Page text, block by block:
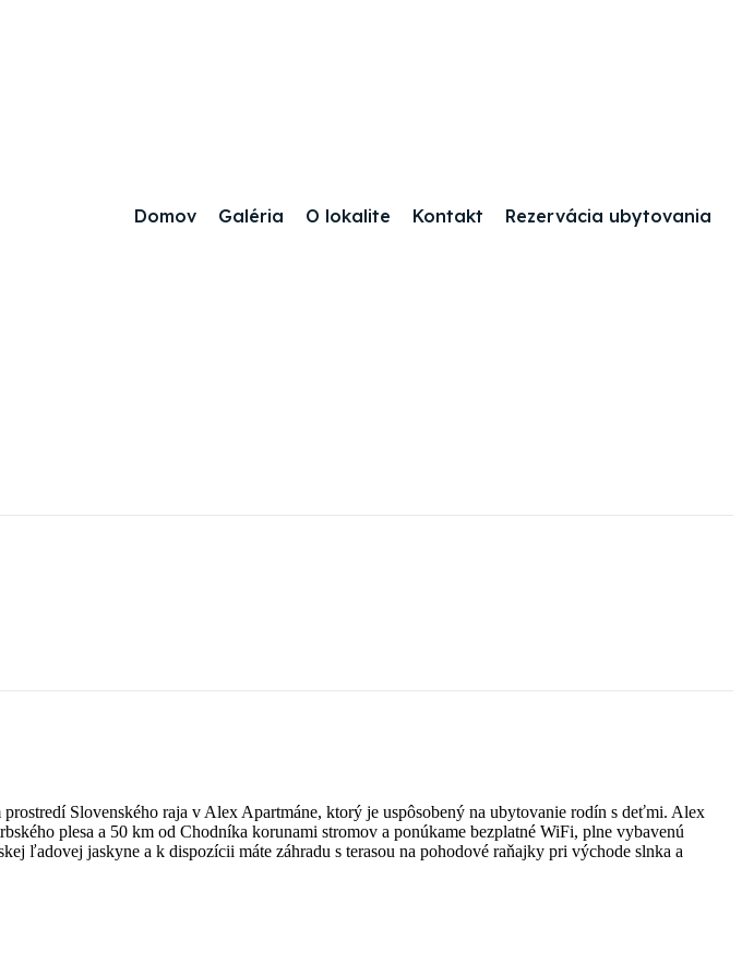
Domov Galéria O lokalite Kontakt Rezervácia ubytovania
Slovenského raja v Alex Apartmáne, ktorý je uspôsobený na ubytovanie rodín s deťmi. Alex
plesa a 50 km od Chodníka korunami stromov a ponúkame bezplatné WiFi, plne vybavenú
ľadovej jaskyne a k dispozícii máte záhradu s terasou na pohodové raňajky pri východe slnka a